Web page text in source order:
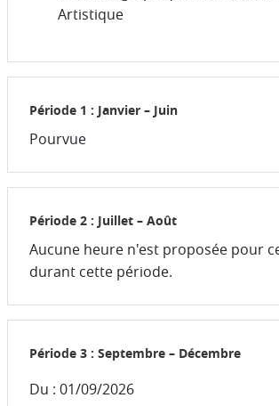
Artistique
Période 1 : Janvier – Juin
Pourvue
Période 2 : Juillet – Août
Aucune heure n'est proposée pour
durant cette période.
Période 3 : Septembre – Décembre
Du : 01/09/2026